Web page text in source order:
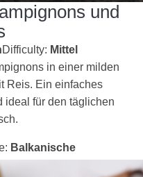
und
Difficulty: Mittel
in einer milden
Reis. Ein einfaches
ideal für den täglichen
Balkanische